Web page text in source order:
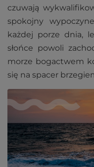
czuwają
spokojny
każdej porze dnia,
słońce powoli
morze bogactwem
się na spacer